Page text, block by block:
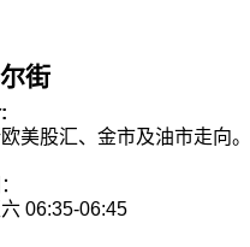
街
美股汇、金市及油市走向。
06:35-06:45